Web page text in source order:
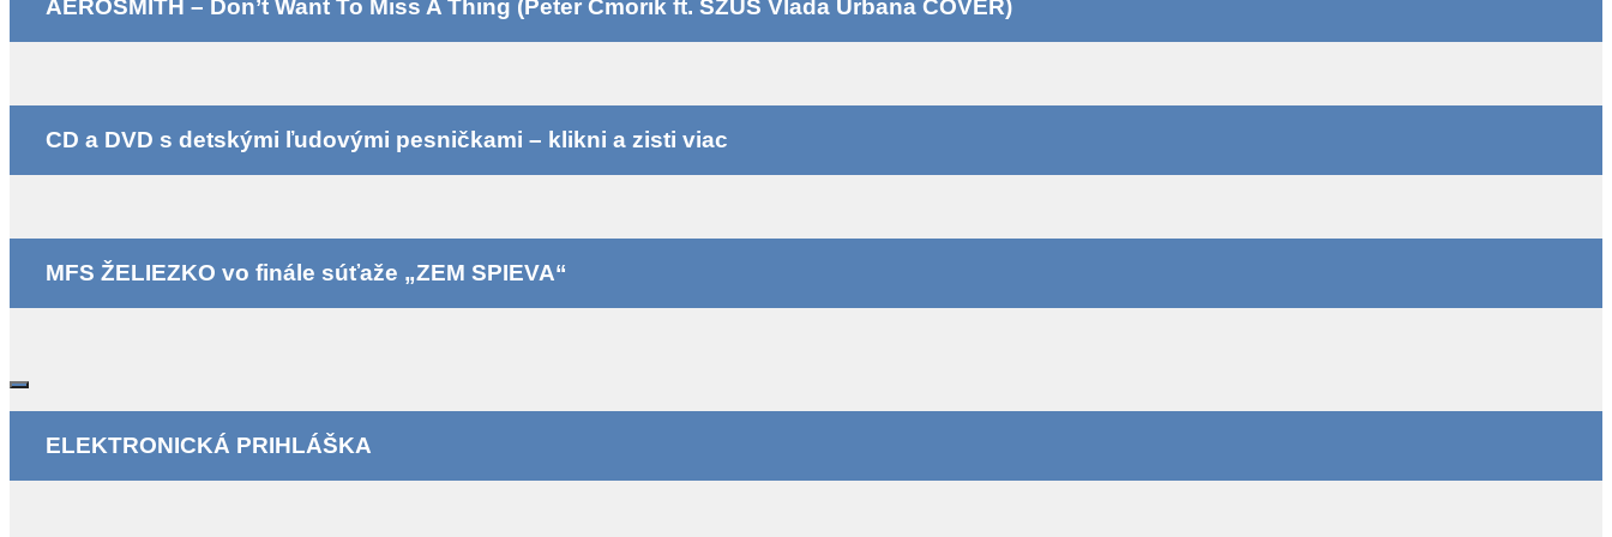
AEROSMITH – Don’t Want To Miss A Thing (Peter Cmorik ft. SZUŠ Vlada Urbana COVER)
CD a DVD s detskými ľudovými pesničkami – klikni a zisti viac
MFS ŽELIEZKO vo finále súťaže „ZEM SPIEVA“
ELEKTRONICKÁ PRIHLÁŠKA